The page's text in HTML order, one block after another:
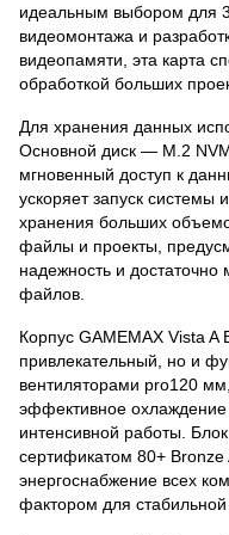
идеальным выбором для
видеомонтажа и
видеопамяти, эта карта
обработкой больших
Для хранения данных
Основной диск — M.2
мгновенный доступ к
ускоряет запуск
хранения больших
файлы и проекты,
надежность и
файлов.
Корпус GAMEMAX Vista A
привлекательный, но и
вентиляторами pro120
эффективное
интенсивной работы.
сертификатом 80+ Bronze
энергоснабжение всех
фактором для стабильной